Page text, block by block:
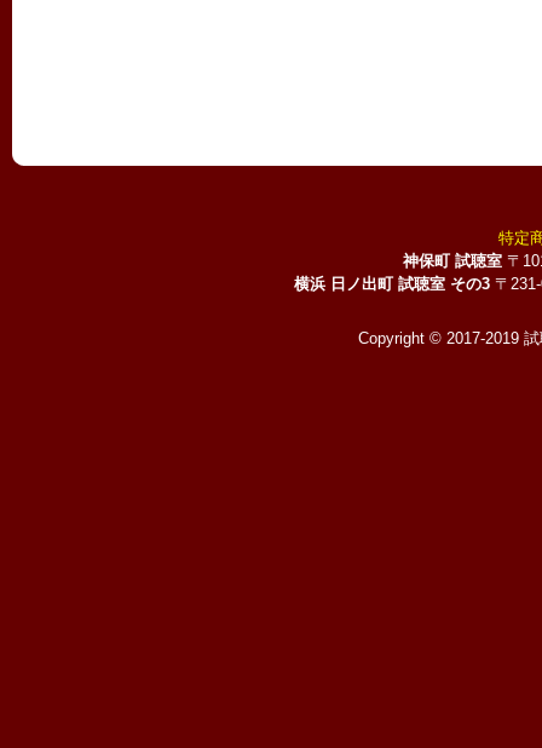
特定
神保町 試聴室 〒
横浜 日ノ出町 試聴室 その3 〒
Copyright © 2017-2019